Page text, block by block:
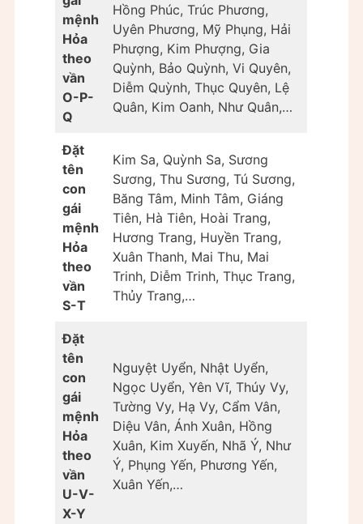
mệnh
Hỏa
theo
vần
O-P-
Q
Hồng Phúc, Trúc Phương,
Uyên Phương, Mỹ Phụng, Hải
Phượng, Kim Phượng, Gia
Quỳnh, Bảo Quỳnh, Vi Quyên,
Diễm Quỳnh, Thục Quyên, Lệ
Quân, Kim Oanh, Như Quân,…
Đặt
tên
con
gái
mệnh
Hỏa
theo
vần
S-T
Kim Sa, Quỳnh Sa, Sương
Sương, Thu Sương, Tú Sương,
Băng Tâm, Minh Tâm, Giáng
Tiên, Hà Tiên, Hoài Trang,
Hương Trang, Huyền Trang,
Xuân Thanh, Mai Thu, Mai
Trinh, Diễm Trinh, Thục Trang,
Thủy Trang,…
Đặt
tên
con
gái
mệnh
Hỏa
theo
vần
U-V-
X-Y
Nguyệt Uyển, Nhật Uyển,
Ngọc Uyển, Yên Vĩ, Thúy Vy,
Tường Vy, Hạ Vy, Cẩm Vân,
Diệu Vân, Ánh Xuân, Hồng
Xuân, Kim Xuyến, Nhã Ý, Như
Ý, Phụng Yến, Phương Yến,
Xuân Yến,…